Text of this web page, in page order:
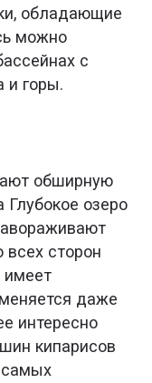
обладающие
можно
с
и горы.
обширную
озеро
сторон
имеет
даже
интересно
кипарисов
самых